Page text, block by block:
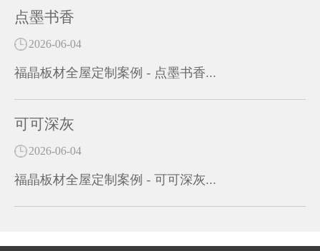
点墨书香
2026-06-04
福晶板材全屋定制案例 - 点墨书香...
可可深灰
2026-06-04
福晶板材全屋定制案例 - 可可深灰...